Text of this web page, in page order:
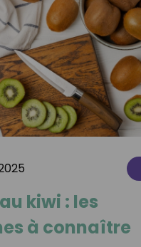
kiwi : les
à connaître